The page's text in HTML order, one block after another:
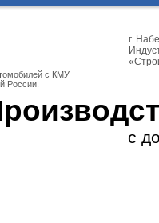
с КМУ
России.
г.
с